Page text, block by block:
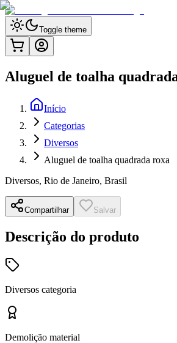
Toggle theme
Aluguel de toalha
Início
Categorias
Diversos
Aluguel de toalha quadrada roxa
Diversos, Rio de Janeiro, Brasil
Compartilhar Salvar
Descrição do produto
Diversos categoria
Demolição material